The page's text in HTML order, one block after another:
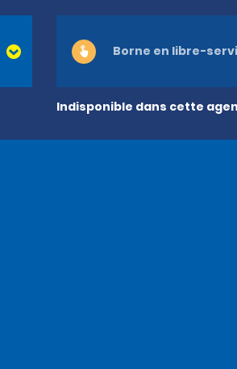
Indisponible dans cette
Borne en libre-